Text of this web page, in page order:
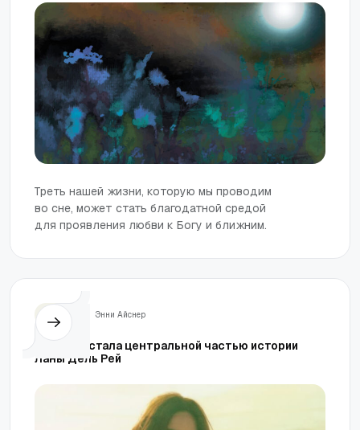
Треть нашей жизни, которую мы проводим
во сне, может стать благодатной средой
для проявления любви к Богу и ближним.
Энни Айснер
Как вера стала центральной частью истории
Ланы Дель Рей